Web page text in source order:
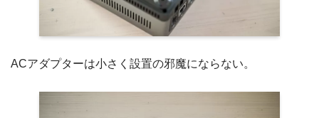
ACアダプターは小さく設置の邪魔にならない。